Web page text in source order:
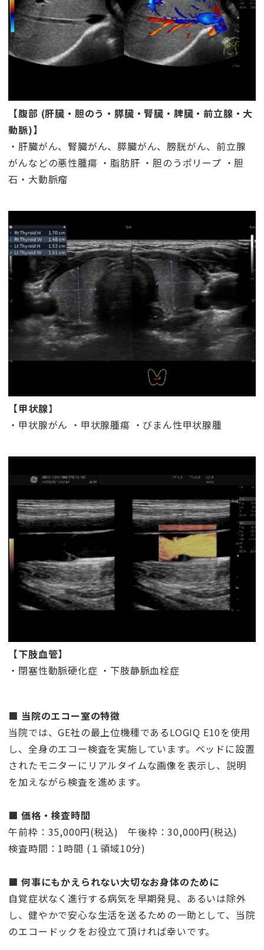
【腹部 (肝臓・胆のう・膵臓・腎臓・脾臓・前立腺・大
動脈)】
・肝臓がん、腎臓がん、膵臓がん、膀胱がん、前立腺
がんなどの悪性腫瘍 ・脂肪肝 ・胆のうポリープ ・胆
石・大動脈瘤
【甲状腺】
・甲状腺がん ・甲状腺腫瘍 ・びまん性甲状腺腫
【下肢血管】
・閉塞性動脈硬化症 ・下肢静脈血栓症
■ 当院のエコー室の特徴
当院では、GE社の最上位機種であるLOGIQ E10を使用
し、全身のエコー検査を実施しています。ベッドに設置
されたモニターにリアルタイムな画像を表示し、説明
を加えながら検査を進めます。
■ 価格・検査時間
午前枠：35,000円(税込) 午後枠：30,000円(税込)
検査時間：1時間 (１領域10分)
■ 何事にもかえられない大切なお身体のために
自覚症状なく進行する病気を早期発見、あるいは除外
し、健やかで安心な生活を送るための一助として、当院
のエコードックをお役立て頂ければ幸いです。